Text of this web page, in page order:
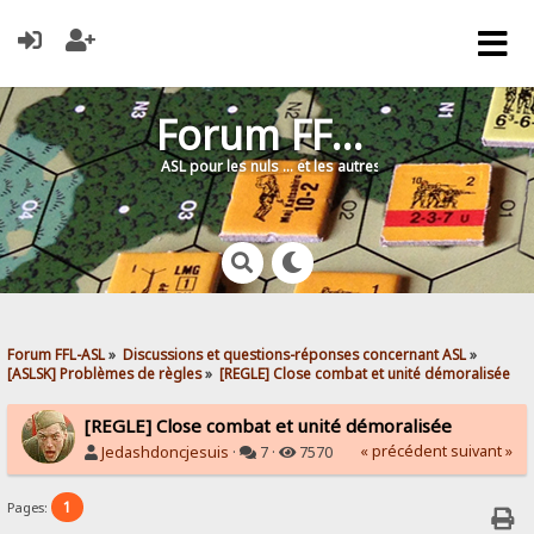
Forum FFL-ASL
ASL pour les nuls … et les autres !
Forum FFL-ASL» Discussions et questions-réponses concernant ASL»
[ASLSK] Problèmes de règles» [REGLE] Close combat et unité démoralisée
[REGLE] Close combat et unité démoralisée
Jedashdoncjesuis · 7 · 7570 « précédent suivant »
Pages: 1